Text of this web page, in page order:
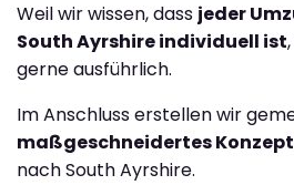
Weil wir wissen, dass jeder
South Ayrshire individuell ist
gerne ausführlich.
Im Anschluss erstellen wir
maßgeschneidertes Konzept
nach South Ayrshire.